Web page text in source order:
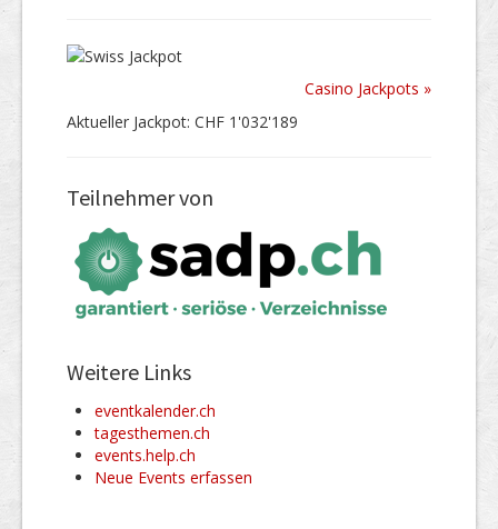
Casino Jackpots »
Aktueller Jackpot: CHF 1'032'189
Teilnehmer von
Weitere Links
eventkalender.ch
tagesthemen.ch
events.help.ch
Neue Events erfassen